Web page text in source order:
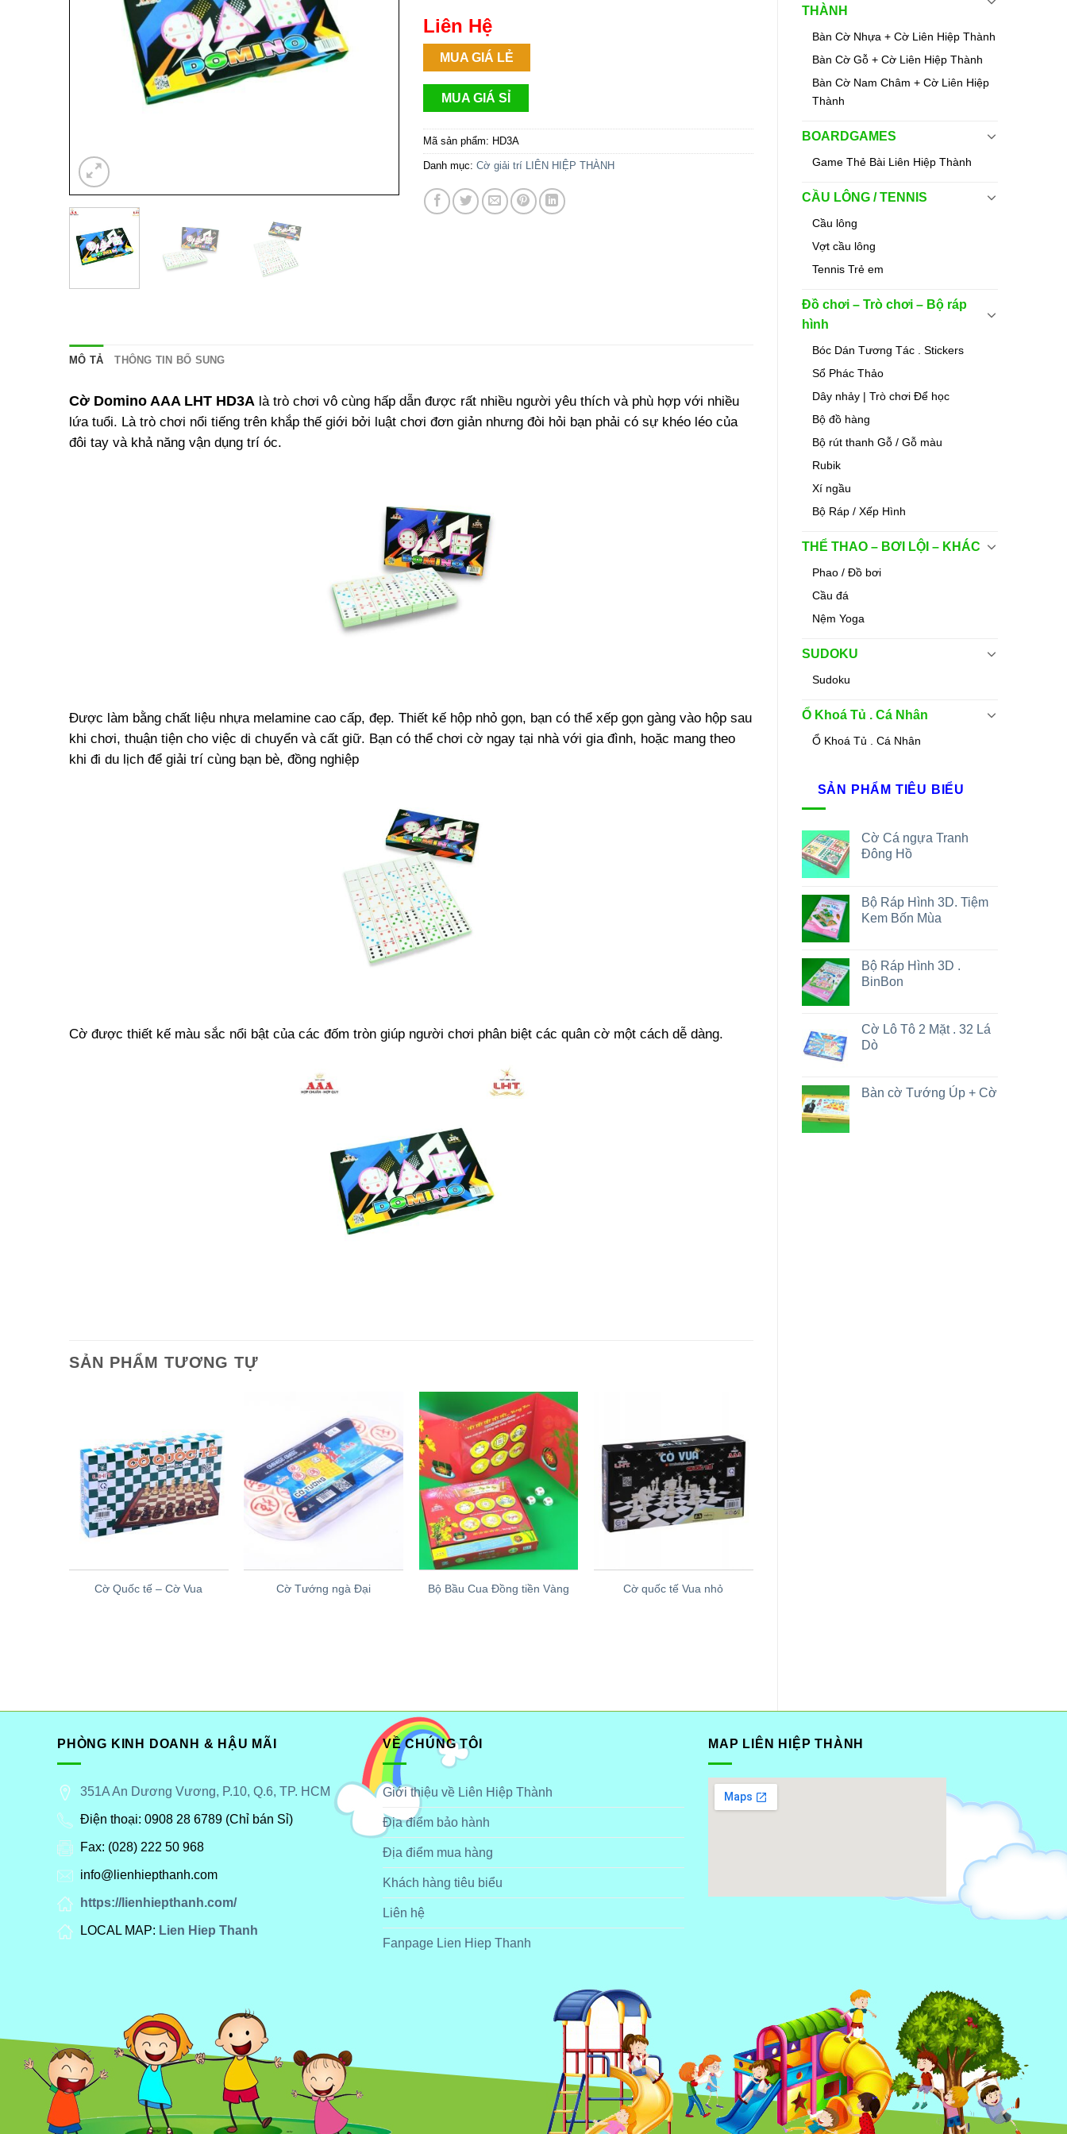
THÀNH
Bàn Cờ Nhựa + Cờ Liên Hiệp Thành
Bàn Cờ Gỗ + Cờ Liên Hiệp Thành
Bàn Cờ Nam Châm + Cờ Liên Hiệp
Thành
BOARDGAMES
Game Thẻ Bài Liên Hiệp Thành
CẦU LÔNG / TENNIS
Cầu lông
Vợt cầu lông
Tennis Trẻ em
Đồ chơi – Trò chơi – Bộ ráp
hình
Bóc Dán Tương Tác . Stickers
Sổ Phác Thảo
Dây nhảy | Trò chơi Để học
Bộ đồ hàng
Bộ rút thanh Gỗ / Gỗ màu
Rubik
Xí ngầu
Bộ Ráp / Xếp Hình
THỂ THAO – BƠI LỘI – KHÁC
Phao / Đồ bơi
Cầu đá
Nệm Yoga
SUDOKU
Sudoku
Ổ Khoá Tủ . Cá Nhân
Ổ Khoá Tủ . Cá Nhân
SẢN PHẨM TIÊU BIỂU
Cờ Cá ngựa Tranh
Đông Hồ
Bộ Ráp Hình 3D. Tiệm
Kem Bốn Mùa
Bộ Ráp Hình 3D .
BinBon
Cờ Lô Tô 2 Mặt . 32 Lá
Dò
Bàn cờ Tướng Úp + Cờ
Liên Hệ
MUA GIÁ LẺ
MUA GIÁ SỈ
Mã sản phẩm: HD3A
Danh mục: Cờ giải trí LIÊN HIỆP THÀNH
MÔ TẢ THÔNG TIN BỔ SUNG
Cờ Domino AAA LHT HD3A là trò chơi vô cùng hấp dẫn được rất nhiều người yêu thích và phù hợp với nhiều
lứa tuổi. Là trò chơi nổi tiếng trên khắp thế giới bởi luật chơi đơn giản nhưng đòi hỏi bạn phải có sự khéo léo của
đôi tay và khả năng vận dụng trí óc.
Được làm bằng chất liệu nhựa melamine cao cấp, đẹp. Thiết kế hộp nhỏ gọn, bạn có thể xếp gọn gàng vào hộp sau
khi chơi, thuận tiện cho việc di chuyển và cất giữ. Bạn có thể chơi cờ ngay tại nhà với gia đình, hoặc mang theo
khi đi du lịch để giải trí cùng bạn bè, đồng nghiệp
Cờ được thiết kế màu sắc nổi bật của các đốm tròn giúp người chơi phân biệt các quân cờ một cách dễ dàng.
SẢN PHẨM TƯƠNG TỰ
Cờ Quốc tế – Cờ Vua Cờ Tướng ngà Đại Bộ Bầu Cua Đồng tiền Vàng Cờ quốc tế Vua nhỏ
PHÒNG KINH DOANH & HẬU MÃI
351A An Dương Vương, P.10, Q.6, TP. HCM
Điện thoại: 0908 28 6789 (Chỉ bán Sỉ)
Fax: (028) 222 50 968
info@lienhiepthanh.com
https://lienhiepthanh.com/
LOCAL MAP: Lien Hiep Thanh
VỀ CHÚNG TÔI
Giới thiệu về Liên Hiệp Thành
Địa điểm bảo hành
Địa điểm mua hàng
Khách hàng tiêu biểu
Liên hệ
Fanpage Lien Hiep Thanh
MAP LIÊN HIỆP THÀNH